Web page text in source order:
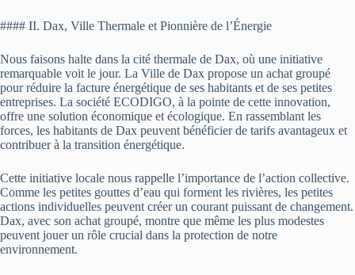
#### II. Dax, Ville Thermale et Pionnière de l’Énergie
Nous faisons halte dans la cité thermale de Dax, où une initiative
remarquable voit le jour. La Ville de Dax propose un achat groupé
pour réduire la facture énergétique de ses habitants et de ses petites
entreprises. La société ECODIGO, à la pointe de cette innovation,
offre une solution économique et écologique. En rassemblant les
forces, les habitants de Dax peuvent bénéficier de tarifs avantageux et
contribuer à la transition énergétique.
Cette initiative locale nous rappelle l’importance de l’action collective.
Comme les petites gouttes d’eau qui forment les rivières, les petites
actions individuelles peuvent créer un courant puissant de changement.
Dax, avec son achat groupé, montre que même les plus modestes
peuvent jouer un rôle crucial dans la protection de notre
environnement.